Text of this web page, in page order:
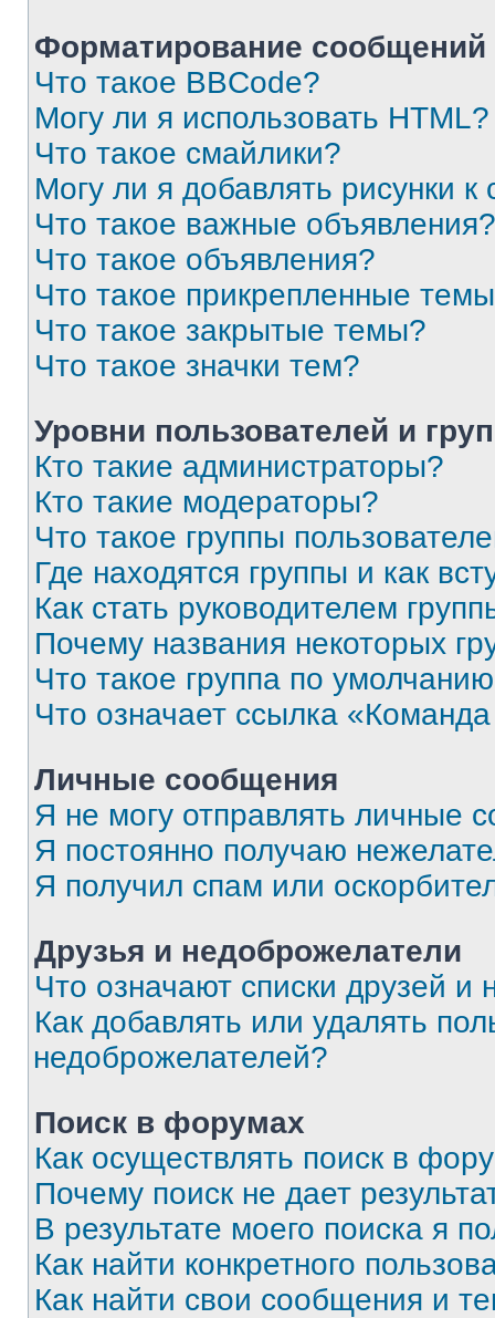
Форматирование
Что такое BBCode?
Могу ли я использовать HTML?
Что такое смайлики?
Могу ли я добавлять рисунки
Что такое важные объявления?
Что такое объявления?
Что такое прикрепленные
Что такое закрытые темы?
Что такое значки тем?
Уровни пользователей и
Кто такие администраторы?
Кто такие модераторы?
Что такое группы
Где находятся группы и как
Как стать руководителем
Почему названия некоторых
Что такое группа по
Что означает ссылка
Личные сообщения
Я не могу отправлять личные
Я постоянно получаю
Я получил спам или
Друзья и недоброжелатели
Что означают списки друзей и
Как добавлять или удалять
недоброжелателей?
Поиск в форумах
Как осуществлять поиск в
Почему поиск не дает
В результате моего поиска я
Как найти конкретного
Как найти свои сообщения и